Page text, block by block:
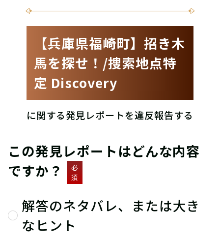
【兵庫県福崎町】招き木
馬を探せ！/捜索地点特
定 Discovery
に関する発見レポートを違反報告する
この発見レポートはどんな内容
ですか？
必
須
解答のネタバレ、または大き
なヒント